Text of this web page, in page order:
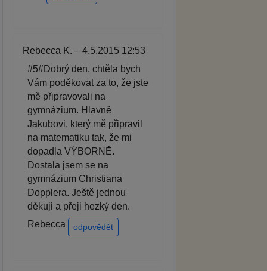
Rebecca K. – 4.5.2015 12:53
#5#Dobrý den, chtěla bych
Vám poděkovat za to, že jste
mě připravovali na
gymnázium. Hlavně
Jakubovi, který mě připravil
na matematiku tak, že mi
dopadla VÝBORNĚ.
Dostala jsem se na
gymnázium Christiana
Dopplera. Ještě jednou
děkuji a přeji hezký den.
Rebecca
odpovědět